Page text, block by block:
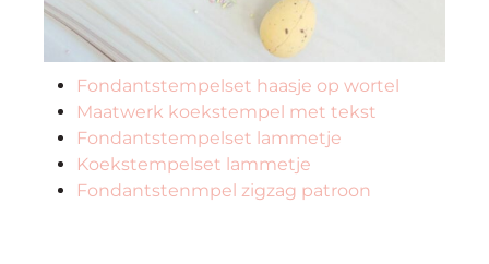
Fondantstempelset haasje op wortel
Maatwerk koekstempel met tekst
Fondantstempelset lammetje
Koekstempelset lammetje
Fondantstenmpel zigzag patroon